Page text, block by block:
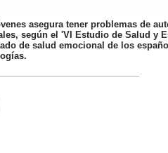
asegura tener problemas de
según el 'VI Estudio de Salud y
de salud emocional de los